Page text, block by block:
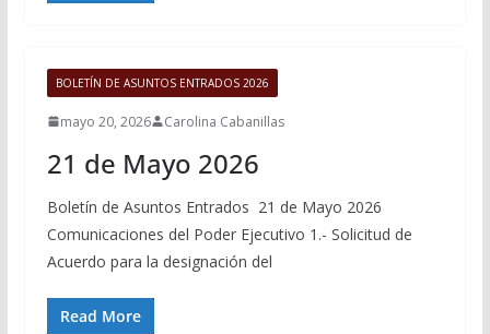
BOLETÍN DE ASUNTOS ENTRADOS 2026
mayo 20, 2026 Carolina Cabanillas
21 de Mayo 2026
Boletín de Asuntos Entrados 21 de Mayo 2026
Comunicaciones del Poder Ejecutivo 1.- Solicitud de
Acuerdo para la designación del
Read More